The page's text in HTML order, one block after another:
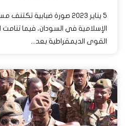
5 يناير 2023 صورة ضبابية
الإسلامية في السودان، فيما
القوى الديمقراطية بعد...